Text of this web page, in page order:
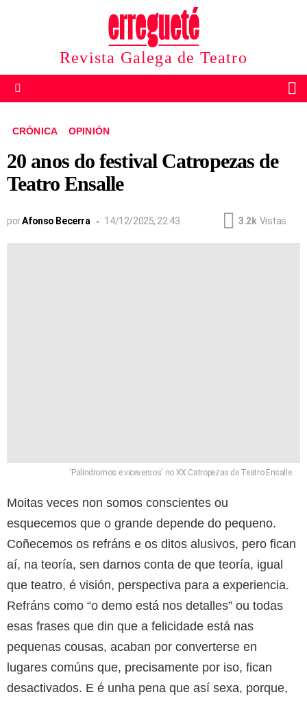
Revista Galega de Teatro
CRÓNICA OPINIÓN
20 anos do festival Catropezas de
Teatro Ensalle
porAfonso Becerra 14/12/2025, 22:43 3.2k Vistas
'Palíndromos e viceversos' no XX Catropezas de Teatro Ensalle.
Moitas veces non somos conscientes ou
esquecemos que o grande depende do pequeno.
Coñecemos os refráns e os ditos alusivos, pero fican
aí, na teoría, sen darnos conta de que teoría, igual
que teatro, é visión, perspectiva para a experiencia.
Refráns como “o demo está nos detalles” ou todas
esas frases que din que a felicidade está nas
pequenas cousas, acaban por converterse en
lugares comúns que, precisamente por iso, fican
desactivados. E é unha pena que así sexa, porque,